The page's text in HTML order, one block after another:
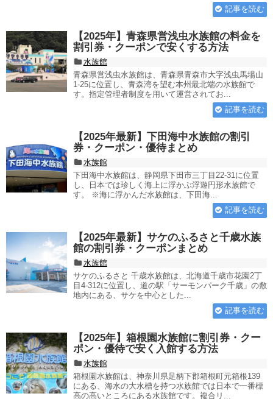
記事を読む
【2025年】青森県営浅虫水族館の料金を
割引券・クーポンで安くする方法
水族館
青森県営浅虫水族館は、青森県青森市大字浅虫馬場山
1-25に位置し、青森湾を望む本州最北端の水族館で
す。指定管理者制度を用いて運営されてお...
記事を読む
【2025年最新】下田海中水族館の割引
券・クーポン・優待まとめ
水族館
下田海中水族館は、静岡県下田市三丁目22-31に位置
し、日本では珍しく海上に浮かぶ浮遊円形水族館で
す。 ※海に浮かんだ水族館は、下田海...
記事を読む
【2025年最新】サケのふるさと千歳水族
館の割引券・クーポンまとめ
水族館
サケのふるさと 千歳水族館は、北海道千歳市花園2丁
目4-312に位置し、道の駅「サーモンパーク千歳」の敷
地内にある、サケを中心とした...
記事を読む
【2025年】箱根園水族館に割引券・クー
ポン・優待で安く入館する方法
水族館
箱根園水族館は、神奈川県足柄下郡箱根町元箱根139
にある、海水の大水槽を持つ水族館では日本で一番標
高の高いところにある水族館です。複合リ...